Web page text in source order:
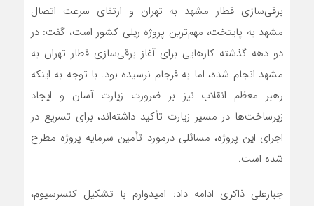
برقی‌سازی قطار مشهد به تهران و ارتقای سرعت اتصال
مشهد به پایتخت، مهم‌ترین پروژه ریلی کشور است، گفت: در
دو دهه گذشته کار‌هایی برای آغاز برقی‌سازی قطار تهران به
مشهد انجام شده، اما به فرجام نرسیده بود. با توجه به اینکه
رهبر معظم انقلاب نیز بر ضرورت زیارت آسان و ایجاد
زیرساخت‌ها در مسیر زیارت تأکید داشته‌اند، برای تسریع در
اجرای این پروژه، مسائلی در‌مورد تأمین سرمایه پروژه مطرح
شده است.
جبارعلی ذاکری ادامه داد: امیدوارم با تشکیل کنسرسیوم،